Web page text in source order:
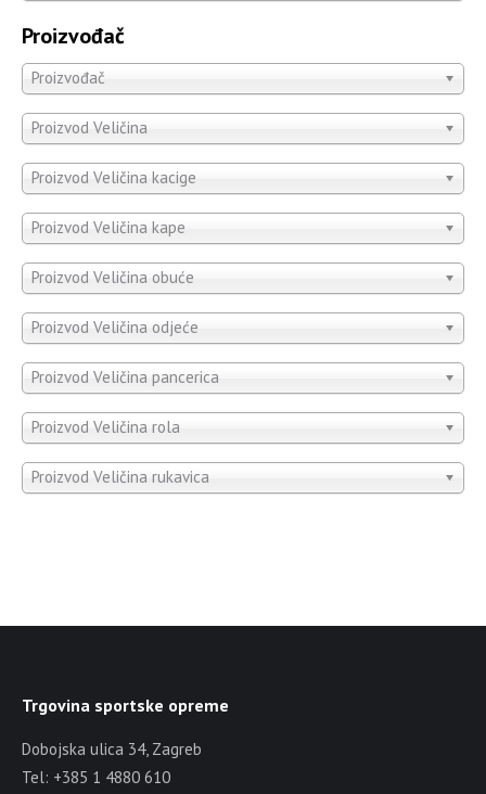
Proizvođač
Proizvođač
Proizvod Veličina
Proizvod Veličina kacige
Proizvod Veličina kape
Proizvod Veličina obuće
Proizvod Veličina odjeće
Proizvod Veličina pancerica
Proizvod Veličina rola
Proizvod Veličina rukavica
Trgovina sportske opreme
Dobojska ulica 34, Zagreb
Tel: +385 1 4880 610